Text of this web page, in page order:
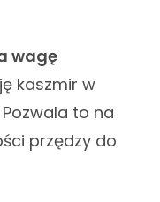
wagę
kaszmir w
to na
przędzy do